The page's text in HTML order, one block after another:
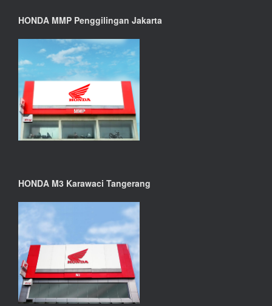
HONDA MMP Penggilingan Jakarta
HONDA M3 Karawaci Tangerang